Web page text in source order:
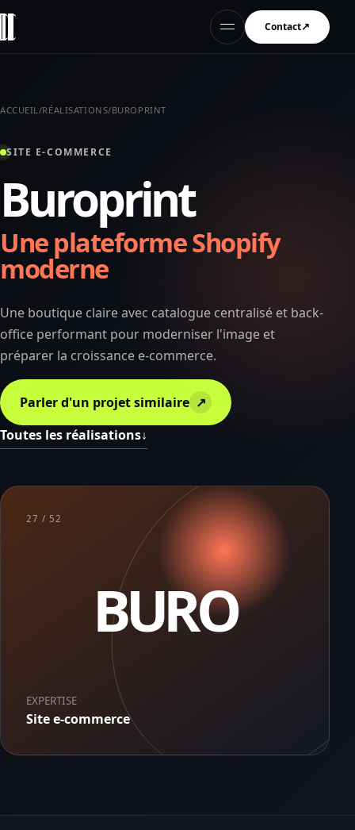
Ouvrir le menu
↗
ACCUEIL/RÉALISATIONS/BUROPRINT
SITE E-COMMERCE
Buroprint
Une plateforme Shopify
moderne
Une boutique claire avec catalogue centralisé et back-
office performant pour moderniser l'image et
préparer la croissance e-commerce.
Parler d'un projet similaire ↗
Toutes les réalisations↓
27 / 52
BURO
EXPERTISE
Site e-commerce